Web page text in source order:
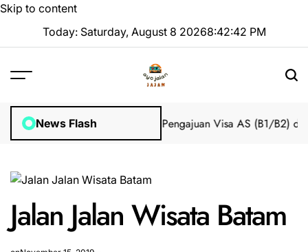
Skip to content
Today: Saturday, August 8 20268:42:43 PM
News Flash
2025 Tanpa Stres Bantuan Pengajuan Visa AS (B1/B2) dari
Jalan Jalan Wisata Batam